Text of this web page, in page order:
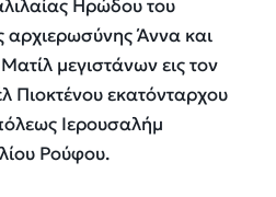
Ηρώδου του
αρχιερωσύνης Άννα και
μεγιστάνων εις τον
εκατόνταρχου
Ιερουσαλήμ
Ρούφου.